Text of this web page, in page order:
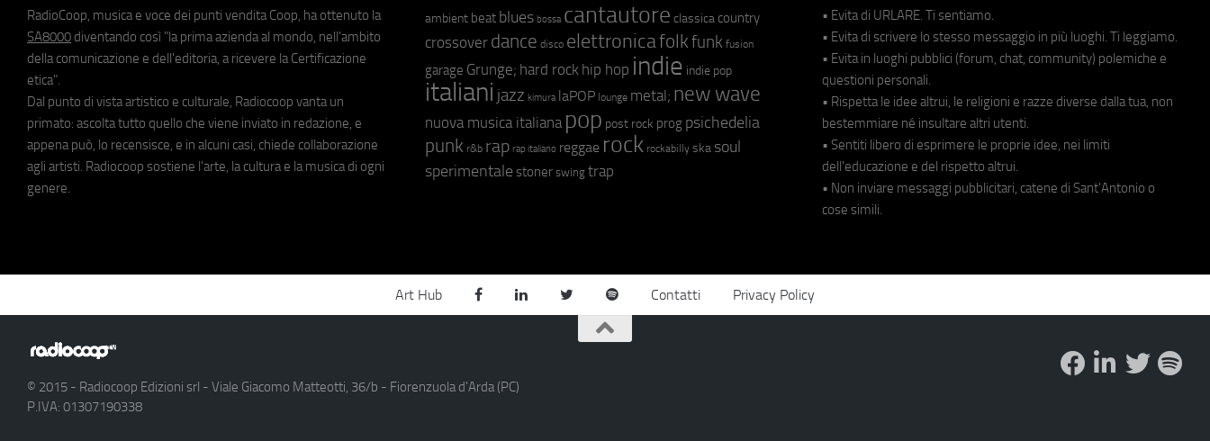
RadioCoop, musica e voce dei punti vendita Coop, ha ottenuto la
SA8000 diventando così "la prima azienda al mondo, nell'ambito
della comunicazione e dell'editoria, a ricevere la Certificazione
etica".
Dal punto di vista artistico e culturale, Radiocoop vanta un
primato: ascolta tutto quello che viene inviato in redazione, e
appena può, lo recensisce, e in alcuni casi, chiede collaborazione
agli artisti. Radiocoop sostiene l'arte, la cultura e la musica di ogni
genere.
ambient beat blues bossa cantautore classica country
crossover dance disco elettronicafolkfunk fusion
garage Grunge; hard rock hip hop indie indie pop
italiani jazz kimura laPOP lounge metal; new wave
nuova musica italiana pop post rock prog psichedelia
punk r&b rap rap italiano reggae rock rockabilly ska soul
sperimentale stoner swing trap
• Evita di URLARE. Ti sentiamo.
• Evita di scrivere lo stesso messaggio in più luoghi. Ti leggiamo.
• Evita in luoghi pubblici (forum, chat, community) polemiche e
questioni personali.
• Rispetta le idee altrui, le religioni e razze diverse dalla tua, non
bestemmiare né insultare altri utenti.
• Sentiti libero di esprimere le proprie idee, nei limiti
dell'educazione e del rispetto altrui.
• Non inviare messaggi pubblicitari, catene di Sant'Antonio o
cose simili.
Art Hub Contatti Privacy Policy
© 2015 - Radiocoop Edizioni srl - Viale Giacomo Matteotti, 36/b - Fiorenzuola d'Arda (PC)
P.IVA: 01307190338